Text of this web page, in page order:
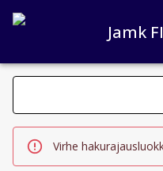
Jamk
Haku
Tekstin muutos aktivoi
Virhe